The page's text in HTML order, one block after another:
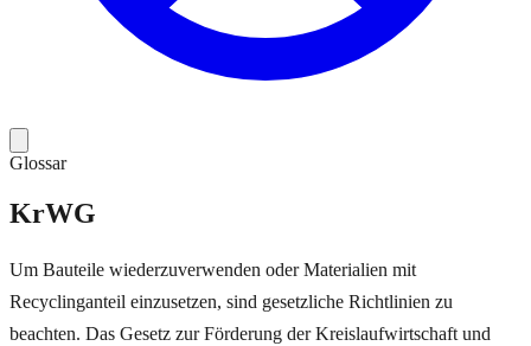
Glossar
KrWG
Um Bauteile wiederzuverwenden oder Materialien mit
Recyclinganteil einzusetzen, sind gesetzliche Richtlinien zu
beachten. Das Gesetz zur Förderung der Kreislaufwirtschaft und